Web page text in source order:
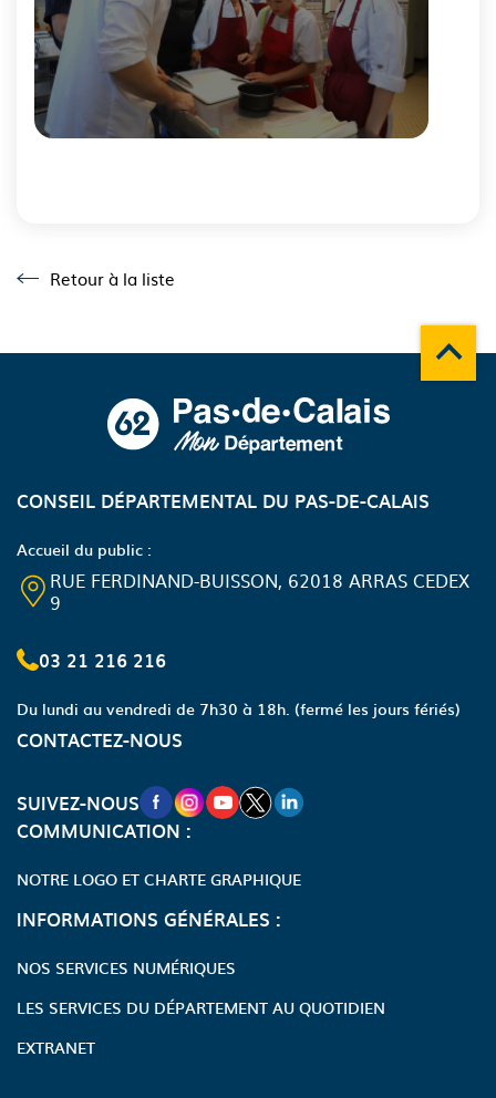
carousel
Retour à la liste
Retour à la liste
CONSEIL DÉPARTEMENTAL DU PAS-DE-CALAIS
Accueil du public :
RUE FERDINAND-BUISSON, 62018 ARRAS CEDEX
9
03 21 216 216
Du lundi au vendredi de 7h30 à 18h. (fermé les jours fériés)
CONTACTEZ-NOUS
SUIVEZ-NOUSNOUVELLE FENÊTRE VERS LA PAGE
NOUVELLE FENÊTRE VERS LA
NOUVELLE FENÊTRE VERS LA
NOUVELLE FENÊTRE VERS
NOUVELLE FENÊTRE
COMMUNICATION :
NOTRE LOGO ET CHARTE GRAPHIQUE
INFORMATIONS GÉNÉRALES :
NOS SERVICES NUMÉRIQUES
LES SERVICES DU DÉPARTEMENT AU QUOTIDIEN
EXTRANET